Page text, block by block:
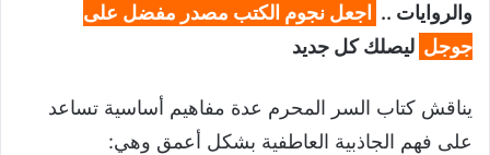
والروايات ..
اجعل نجوم الكتب مصدر مفضل على
جوجل ليصلك كل جديد
يناقش كتاب السر المحرم عدة مفاهيم أساسية تساعد
على فهم الجاذبية العاطفية بشكل أعمق وهي: